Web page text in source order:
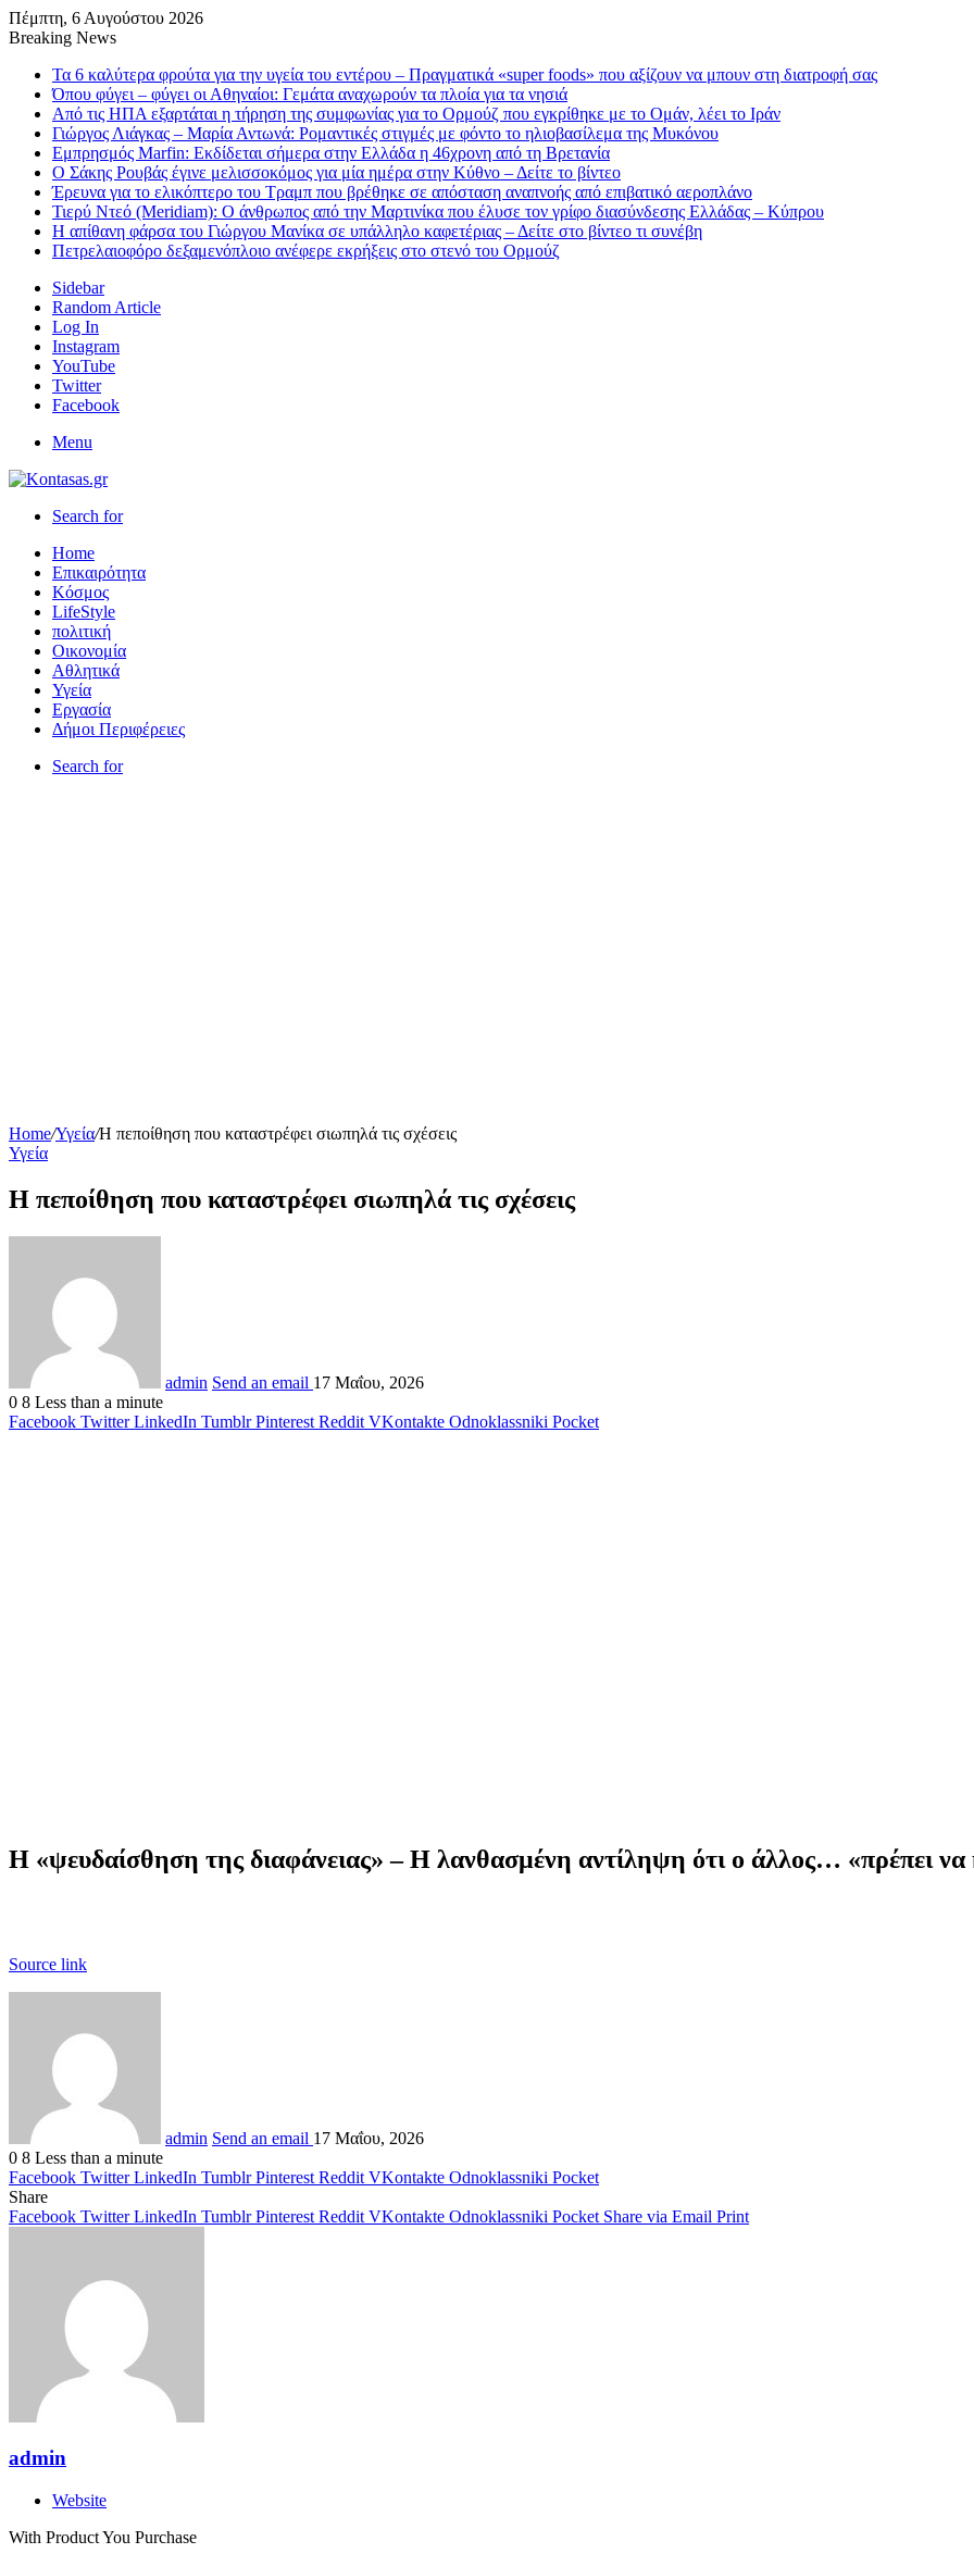
Πέμπτη, 6 Αυγούστου 2026
Breaking News
Τα 6 καλύτερα φρούτα για την υγεία του εντέρου – Πραγματικά «super foods» που αξίζουν να μπουν στη διατροφή σας
Όπου φύγει – φύγει οι Αθηναίοι: Γεμάτα αναχωρούν τα πλοία για τα νησιά
Από τις ΗΠΑ εξαρτάται η τήρηση της συμφωνίας για το Ορμούζ που εγκρίθηκε με το Ομάν, λέει το Ιράν
Γιώργος Λιάγκας – Μαρία Αντωνά: Ρομαντικές στιγμές με φόντο το ηλιοβασίλεμα της Μυκόνου
Εμπρησμός Marfin: Εκδίδεται σήμερα στην Ελλάδα η 46χρονη από τη Βρετανία
Ο Σάκης Ρουβάς έγινε μελισσοκόμος για μία ημέρα στην Κύθνο – Δείτε το βίντεο
Έρευνα για το ελικόπτερο του Τραμπ που βρέθηκε σε απόσταση αναπνοής από επιβατικό αεροπλάνο
Τιερύ Ντεό (Meridiam): Ο άνθρωπος από την Μαρτινίκα που έλυσε τον γρίφο διασύνδεσης Ελλάδας – Κύπρου
Η απίθανη φάρσα του Γιώργου Μανίκα σε υπάλληλο καφετέριας – Δείτε στο βίντεο τι συνέβη
Πετρελαιοφόρο δεξαμενόπλοιο ανέφερε εκρήξεις στο στενό του Ορμούζ
Sidebar
Random Article
Log In
Instagram
YouTube
Twitter
Facebook
Menu
Search for
Home
Επικαιρότητα
Κόσμος
LifeStyle
πολιτική
Οικονομία
Αθλητικά
Υγεία
Εργασία
Δήμοι Περιφέρειες
Search for
Home/Υγεία/H πεποίθηση που καταστρέφει σιωπηλά τις σχέσεις
Υγεία
H πεποίθηση που καταστρέφει σιωπηλά τις σχέσεις
admin Send an email 17 Μαΐου, 2026
0 8 Less than a minute
Facebook Twitter LinkedIn Tumblr Pinterest Reddit VKontakte Odnoklassniki Pocket
Η «ψευδαίσθηση της διαφάνειας» – Η λανθασμένη αντίληψη ότι ο άλλος… «πρέπει να
Source link
admin Send an email 17 Μαΐου, 2026
0 8 Less than a minute
Facebook Twitter LinkedIn Tumblr Pinterest Reddit VKontakte Odnoklassniki Pocket
Share
Facebook Twitter LinkedIn Tumblr Pinterest Reddit VKontakte Odnoklassniki Pocket Share via Email Print
admin
Website
With Product You Purchase